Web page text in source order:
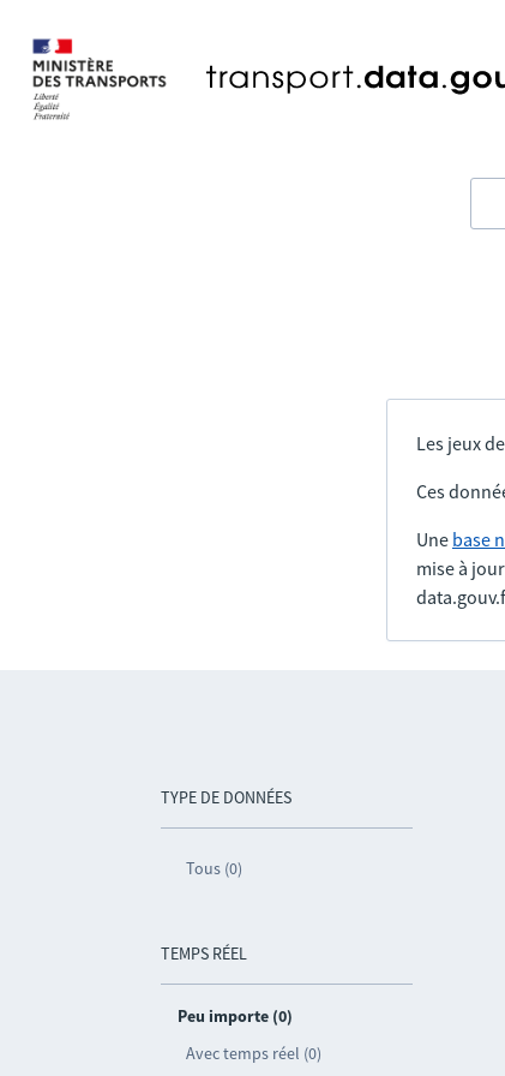
Les jeux
Ces
Une base
mise à
TYPE DE DONNÉES
Tous (0)
TEMPS RÉEL
Peu importe (0)
Avec temps réel (0)